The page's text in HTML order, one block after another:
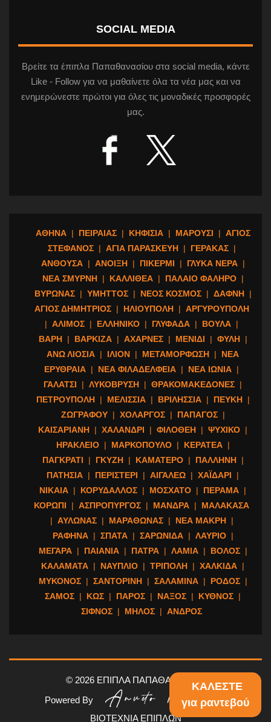
ΚΑΛΕΣΤΕ
για ραντεβού
SOCIAL MEDIA
Βρείτε τα έπιπλα Παπαθανασίου στα social media, κάντε
Like - Follow για να μαθαίνετε όλα τα νέα μας και να
ενημερώνεστε πρώτοι για όλες τις μοναδικές προσφορές
μας.
ΑΘΗΝΑ | ΠΕΙΡΑΙΑΣ | ΚΗΦΙΣΙΑ | ΜΑΡΟΥΣΙ | ΑΓΙΟΣ
ΣΤΕΦΑΝΟΣ | ΑΓΙΑ ΠΑΡΑΣΚΕΥΗ | ΓΕΡΑΚΑΣ |
ΑΝΘΟΥΣΑ | ΑΝΟΙΞΗ | ΠΙΚΕΡΜΙ | ΓΛΥΚΑ ΝΕΡΑ |
ΝΕΑ ΣΜΥΡΝΗ | ΚΑΛΛΙΘΕΑ | ΠΑΛΑΙΟ ΦΑΛΗΡΟ |
ΒΥΡΩΝΑΣ | ΥΜΗΤΤΟΣ | ΝΕΟΣ ΚΟΣΜΟΣ | ΔΑΦΝΗ |
ΑΓΙΟΣ ΔΗΜΗΤΡΙΟΣ | ΗΛΙΟΥΠΟΛΗ | ΑΡΓΥΡΟΥΠΟΛΗ
| ΑΛΙΜΟΣ | ΕΛΛΗΝΙΚΟ | ΓΛΥΦΑΔΑ | ΒΟΥΛΑ |
ΒΑΡΗ | ΒΑΡΚΙΖΑ | ΑΧΑΡΝΕΣ | ΜΕΝΙΔΙ | ΦΥΛΗ |
ΑΝΩ ΛΙΟΣΙΑ | ΙΛΙΟΝ | ΜΕΤΑΜΟΡΦΩΣΗ |
ΝΕΑ
ΕΡΥΘΡΑΙΑ | ΝΕΑ ΦΙΛΑΔΕΛΦΕΙΑ | ΝΕΑ ΙΩΝΙΑ |
ΓΑΛΑΤΣΙ
| ΛΥΚΟΒΡΥΣΗ | ΘΡΑΚΟΜΑΚΕΔΟΝΕΣ |
ΠΕΤΡΟΥΠΟΛΗ | ΜΕΛΙΣΣΙΑ | ΒΡΙΛΗΣΣΙΑ | ΠΕΥΚΗ |
ΖΩΓΡΑΦΟΥ | ΧΟΛΑΡΓΟΣ | ΠΑΠΑΓΟΣ |
ΚΑΙΣΑΡΙΑΝΗ | ΧΑΛΑΝΔΡΙ | ΦΙΛΟΘΕΗ | ΨΥΧΙΚΟ |
ΗΡΑΚΛΕΙΟ | ΜΑΡΚΟΠΟΥΛΟ | ΚΕΡΑΤΕΑ |
ΠΑΓΚΡΑΤΙ
| ΓΚΥΖΗ | ΚΑΜΑΤΕΡΟ | ΠΑΛΛΗΝΗ |
ΠΑΤΗΣΙΑ | ΠΕΡΙΣΤΕΡΙ | ΑΙΓΑΛΕΩ | ΧΑΪΔΑΡΙ
|
ΝΙΚΑΙΑ | ΚΟΡΥΔΑΛΛΟΣ | ΜΟΣΧΑΤΟ | ΠΕΡΑΜΑ |
ΚΟΡΩΠΙ
| ΑΣΠΡΟΠΥΡΓΟΣ | ΜΑΝΔΡΑ |
ΜΑΛΑΚΑΣΑ
| ΑΥΛΩΝΑΣ | ΜΑΡΑΘΩΝΑΣ | ΝΕΑ ΜΑΚΡΗ |
ΡΑΦΗΝΑ | ΣΠΑΤΑ | ΣΑΡΩΝΙΔΑ | ΛΑΥΡΙΟ |
ΜΕΓΑΡΑ | ΠΑΙΑΝΙΑ | ΠΑΤΡΑ | ΛΑΜΙΑ | ΒΟΛΟΣ |
ΚΑΛΑΜΑΤΑ | ΝΑΥΠΛΙΟ | ΤΡΙΠΟΛΗ | ΧΑΛΚΙΔΑ |
ΜΥΚΟΝΟΣ | ΣΑΝΤΟΡΙΝΗ | ΣΑΛΑΜΙΝΑ | ΡΟΔΟΣ |
ΣΑΜΟΣ | ΚΩΣ | ΠΑΡΟΣ | ΝΑΞΟΣ | ΚΥΘΝΟΣ |
ΣΙΦΝΟΣ | ΜΗΛΟΣ | ΑΝΔΡΟΣ
© 2026 ΕΠΙΠΛΑ ΠΑΠΑΘΑΝΑΣΙΟΥ
Powered By
ΒΙΟΤΕΧΝΙΑ ΕΠΙΠΛΩΝ